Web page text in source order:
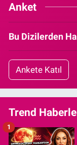
Anket
Bu Dizilerden
Ankete Katıl
Trend
1